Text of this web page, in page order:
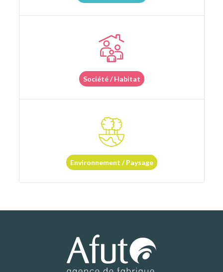
Société / Habitat
Environnement / Paysage